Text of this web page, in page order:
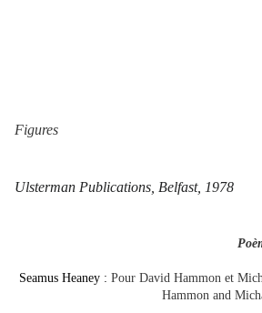
Figures
Ulsterman Publications, Belfast, 1978
Seamus Heaney : Pour David Hammon et
Hammon and